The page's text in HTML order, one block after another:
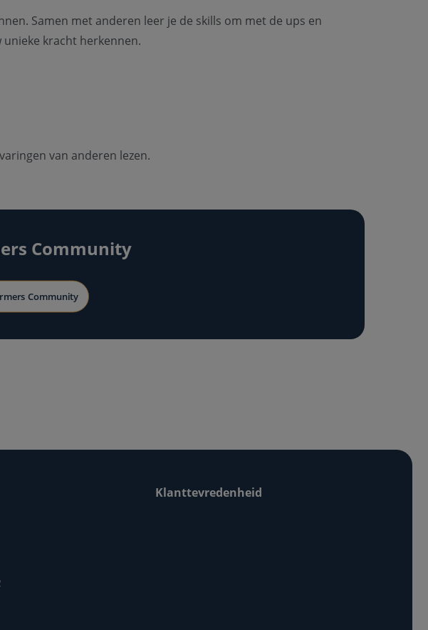
Samen met anderen leer je de skills om met de ups en
kracht herkennen.
van anderen lezen.
Community
Community
Klanttevredenheid